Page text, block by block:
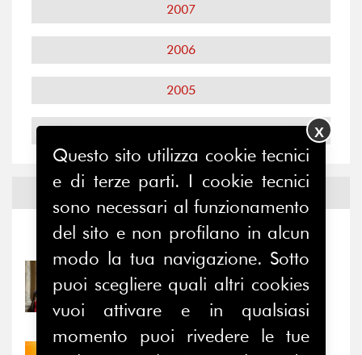
2007
2006
2005
2004
Notizie ed Eventi
Notizie-Eventi
31/07/2026
Prima della pausa estiva,
il valore di...
Questo sito utilizza cookie tecnici
e di terze parti. I cookie tecnici
sono necessari al funzionamento
del sito e non profilano in alcun
modo la tua navigazione. Sotto
puoi scegliere quali altri cookies
vuoi attivare e in qualsiasi
momento puoi rivedere le tue
X